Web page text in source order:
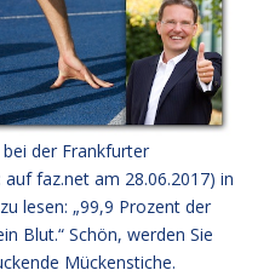
bei der Frankfurter
faz.net am 28.06.2017) in
lesen: „99,9 Prozent der
Blut.“ Schön, werden Sie
Mückenstiche.